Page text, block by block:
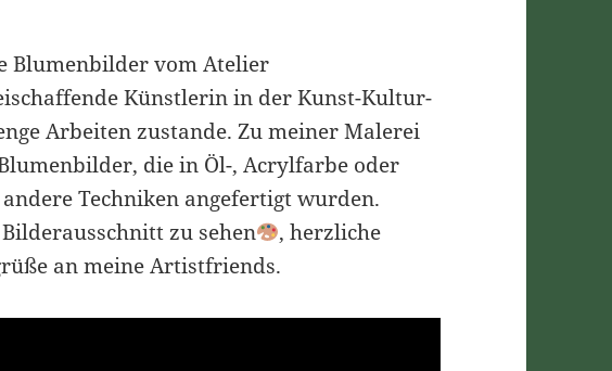
Blumenbilder vom Atelier
Künstlerin in der Kunst-Kultur-
Arbeiten zustande. Zu meiner Malerei
die in Öl-, Acrylfarbe oder
Techniken angefertigt wurden.
zu sehen
, herzliche
an meine Artistfriends.